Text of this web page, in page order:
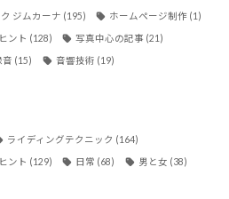
ジムカーナ (195) ホームページ制作 (1)
ント (128) 写真中心の記事 (21)
音 (15) 音響技術 (19)
ライディングテクニック (164)
ント (129) 日常 (68) 男と女 (38)